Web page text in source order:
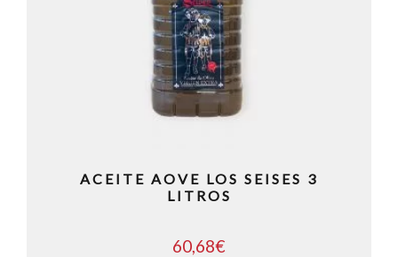
ACEITE AOVE LOS SEISES 3
LITROS
60,68€